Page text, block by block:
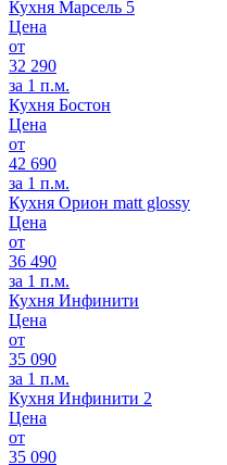
Кухня Марсель 5
Цена
от
32 290
за 1 п.м.
Кухня Бостон
Цена
от
42 690
за 1 п.м.
Кухня Орион matt glossy
Цена
от
36 490
за 1 п.м.
Кухня Инфинити
Цена
от
35 090
за 1 п.м.
Кухня Инфинити 2
Цена
от
35 090